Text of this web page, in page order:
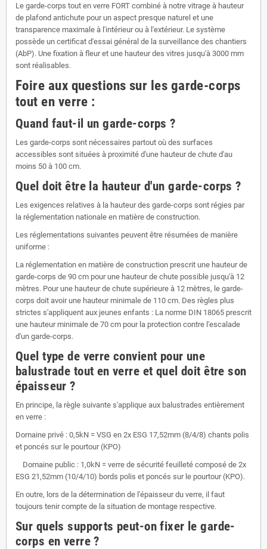
Le garde-corps tout en verre FORT combiné à notre vitrage à hauteur
de plafond antichute pour un aspect presque naturel et une
transparence maximale à l'intérieur ou à l'extérieur. Le système
possède un certificat d'essai général de la surveillance des chantiers
(AbP). Une fixation à fleur et une hauteur des vitres jusqu'à 3000 mm
sont réalisables.
Foire aux questions sur les garde-corps
tout en verre :
Quand faut-il un garde-corps ?
Les garde-corps sont nécessaires partout où des surfaces
accessibles sont situées à proximité d'une hauteur de chute d'au
moins 50 à 100 cm.
Quel doit être la hauteur d'un garde-corps ?
Les exigences relatives à la hauteur des garde-corps sont régies par
la réglementation nationale en matière de construction.
Les réglementations suivantes peuvent être résumées de manière
uniforme :
La réglementation en matière de construction prescrit une hauteur de
garde-corps de 90 cm pour une hauteur de chute possible jusqu'à 12
mètres. Pour une hauteur de chute supérieure à 12 mètres, le garde-
corps doit avoir une hauteur minimale de 110 cm. Des règles plus
strictes s'appliquent aux jeunes enfants : La norme DIN 18065 prescrit
une hauteur minimale de 70 cm pour la protection contre l'escalade
d'un garde-corps.
Quel type de verre convient pour une
balustrade tout en verre et quel doit être son
épaisseur ?
En principe, la règle suivante s'applique aux balustrades entièrement
en verre :
Domaine privé : 0,5kN = VSG en 2x ESG 17,52mm (8/4/8) chants polis
et poncés sur le pourtour (KPO)
Domaine public : 1,0kN = verre de sécurité feuilleté composé de 2x
ESG 21,52mm (10/4/10) bords polis et poncés sur le pourtour (KPO).
En outre, lors de la détermination de l'épaisseur du verre, il faut
toujours tenir compte de la situation de montage respective.
Sur quels supports peut-on fixer le garde-
corps en verre ?